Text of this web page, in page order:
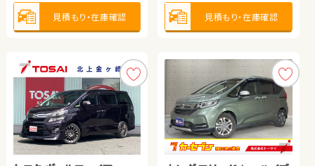
見積もり・在庫確認 見積もり・在庫確認
見積もり・在庫確認 見積もり・在庫確認
排気 1,500cc 整備 なし 見積もり・在庫確認